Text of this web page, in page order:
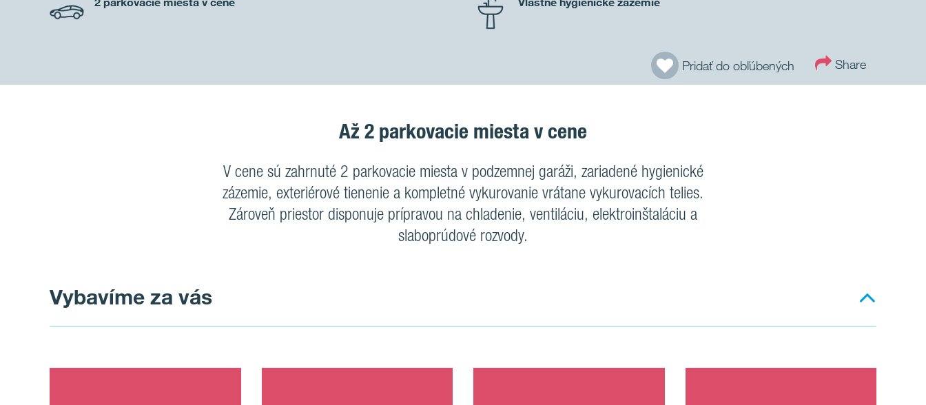
Pridať do obľúbených Share
Až 2 parkovacie miesta v cene
V cene sú zahrnuté 2 parkovacie miesta v podzemnej garáži, zariadené hygienické
zázemie, exteriérové tienenie a kompletné vykurovanie vrátane vykurovacích telies.
Zároveň priestor disponuje prípravou na chladenie, ventiláciu, elektroinštaláciu a
slaboprúdové rozvody.
Vybavíme za vás